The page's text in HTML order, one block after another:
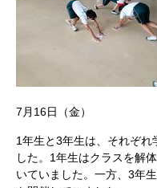
7月16日（金）
1年生と3年生は、それぞれ
した。1年生はクラスを解
いていました。一方、3年